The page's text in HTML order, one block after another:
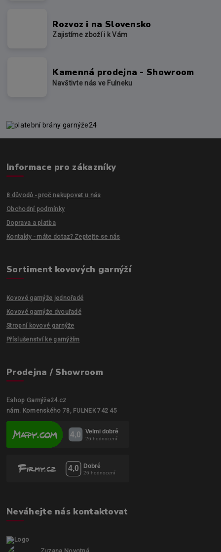
Rozvoz i na Slovensko
Zajistíme zboží i k Vám
Kamenná prodejna - Showroom
Navštivte nás ve Fulneku
Informace pro zákazníky
8 důvodů - proč nakupovat u nás
Obchodní podmínky
Doprava a platba
Kontakty - máte dotaz? Zeptejte se nás
Sortiment kovových garnýží
Kovové garnýže jednořadé
Kovové garnýže dvouřadé
Stropní kovové garnýže
Příslušenství ke garnýžím
Prodejna / Showroom
Eshop Garnýže24.cz
nám. Komenského 78, FULNEK 742 45
Neváhejte nás kontaktovat